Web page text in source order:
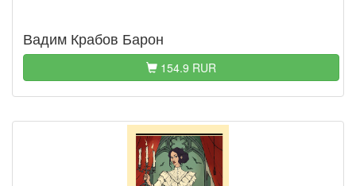
Вадим Крабов Барон
154.9 RUR